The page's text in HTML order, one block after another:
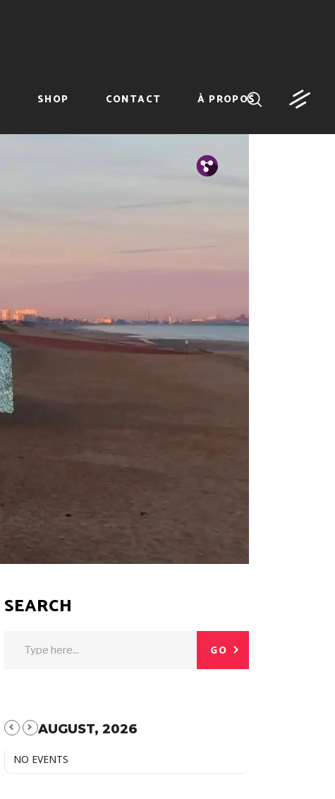
SHOP CONTACT À PROPOS
Fb.
Tw.
SEARCH
GO
AUGUST, 2026
NO EVENTS